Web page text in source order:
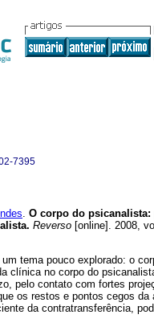
7395
. O corpo do psicanalista:
. Reverso [online]. 2008,
tema pouco explorado: o
clínica no corpo do
pelo contato com fortes
os restos e pontos cegos da
da contratransferência,